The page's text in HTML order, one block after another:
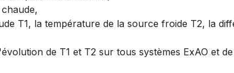
T1, la température de la source froide T2, la
de T1 et T2 sur tous systèmes ExAO et